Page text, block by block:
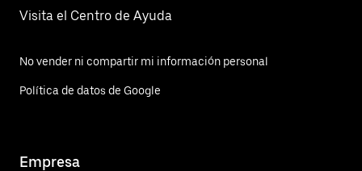
Visita el Centro de Ayuda
No vender ni compartir mi información personal
Política de datos de Google
Empresa